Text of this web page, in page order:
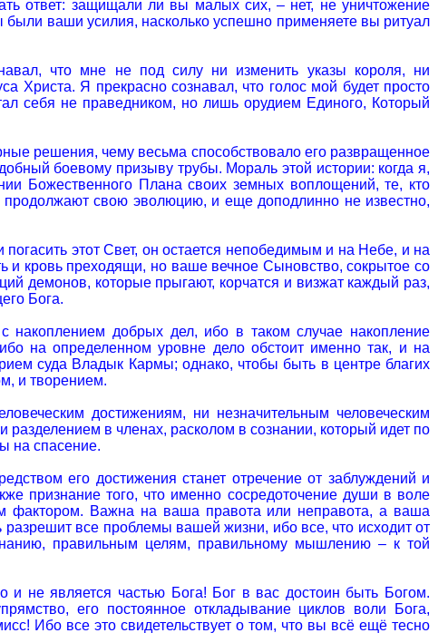
ответ: защищали ли вы малых сих, – нет, не уничтожение
были ваши усилия, насколько успешно применяете вы ритуал
что мне не под силу ни изменить указы короля, ни
Христа. Я прекрасно сознавал, что голос мой будет просто
себя не праведником, но лишь орудием Единого, Который
решения, чему весьма способствовало его развращенное
боевому призыву трубы. Мораль этой истории: когда я,
Божественного Плана своих земных воплощений, те, кто
свою эволюцию, и еще доподлинно не известно,
этот Свет, он остается непобедимым и на Небе, и на
и кровь преходящи, но ваше вечное Сыновство, сокрытое со
демонов, которые прыгают, корчатся и визжат каждый раз,
Бога.
накоплением добрых дел, ибо в таком случае накопление
на определенном уровне дело обстоит именно так, и на
суда Владык Кармы; однако, чтобы быть в центре благих
и творением.
достижениям, ни незначительным человеческим
в членах, расколом в сознании, который идет по
на спасение.
его достижения станет отречение от заблуждений и
признание того, что именно сосредоточение души в воле
фактором. Важна на ваша правота или неправота, а ваша
все проблемы вашей жизни, ибо все, что исходит от
правильным целям, правильному мышлению – к той
и не является частью Бога! Бог в вас достоин быть Богом.
его постоянное откладывание циклов воли Бога,
Ибо все это свидетельствует о том, что вы всё ещё тесно